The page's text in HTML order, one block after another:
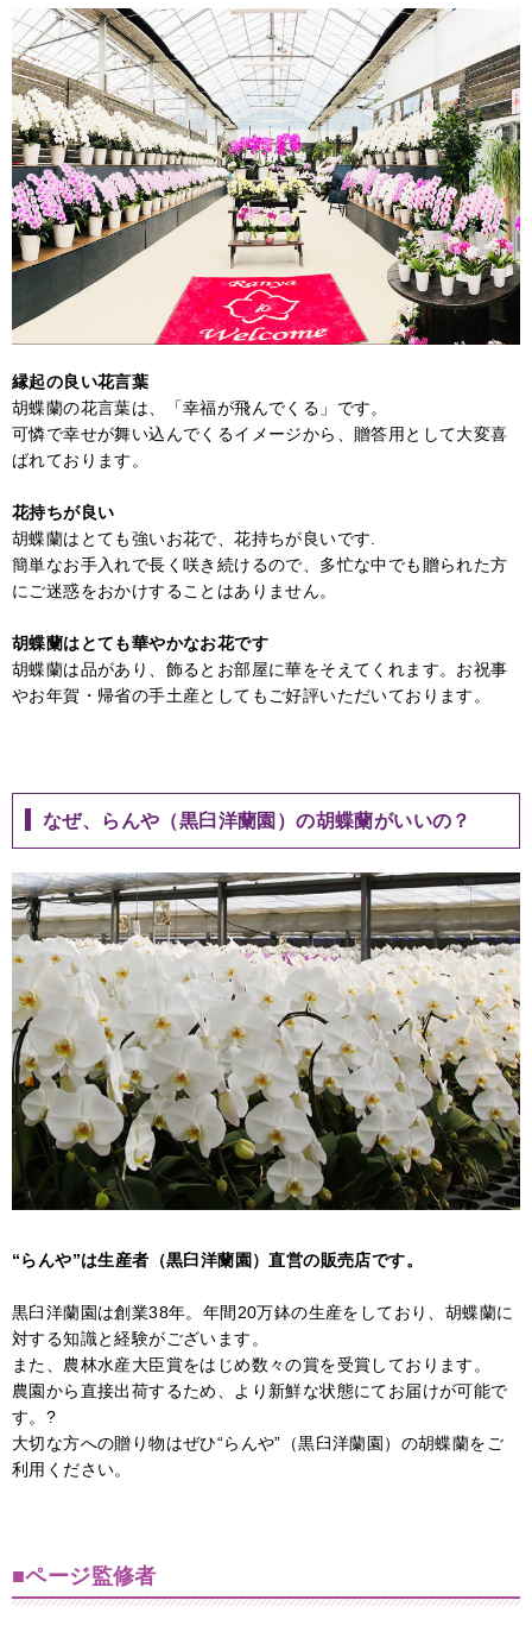
縁起の良い花言葉
胡蝶蘭の花言葉は、「幸福が飛んでくる」です。
可憐で幸せが舞い込んでくるイメージから、贈答用として大変喜
ばれております。
花持ちが良い
胡蝶蘭はとても強いお花で、花持ちが良いです.
簡単なお手入れで長く咲き続けるので、多忙な中でも贈られた方
にご迷惑をおかけすることはありません。
胡蝶蘭はとても華やかなお花です
胡蝶蘭は品があり、飾るとお部屋に華をそえてくれます。お祝事
やお年賀・帰省の手土産としてもご好評いただいております。
なぜ、らんや（黒臼洋蘭園）の胡蝶蘭がいいの？
“らんや”は生産者（黒臼洋蘭園）直営の販売店です。
黒臼洋蘭園は創業38年。年間20万鉢の生産をしており、胡蝶蘭に
対する知識と経験がございます。
また、農林水産大臣賞をはじめ数々の賞を受賞しております。
農園から直接出荷するため、より新鮮な状態にてお届けが可能で
す。?
大切な方への贈り物はぜひ“らんや”（黒臼洋蘭園）の胡蝶蘭をご
利用ください。
■ページ監修者